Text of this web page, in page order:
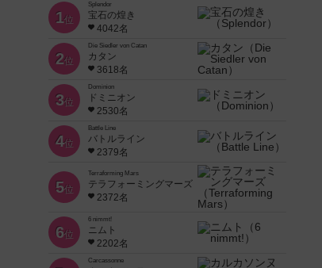
1位
Splendor
宝石の煌き
4042名
2位
Die Siedler von Catan
カタン
3618名
3位
Dominion
ドミニオン
2530名
4位
Battle Line
バトルライン
2379名
5位
Terraforming Mars
テラフォーミングマーズ
2372名
6位
6 nimmt!
ニムト
2202名
Carcassonne